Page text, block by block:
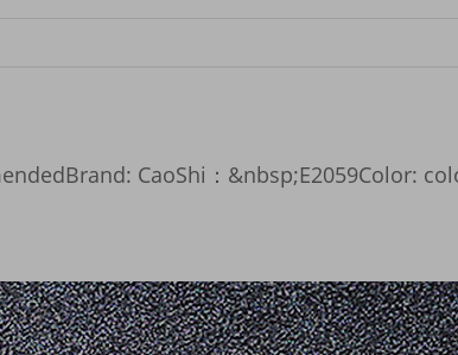
CaoShi：&nbsp;E2059Color: